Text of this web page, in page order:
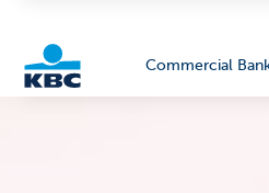
Commercial